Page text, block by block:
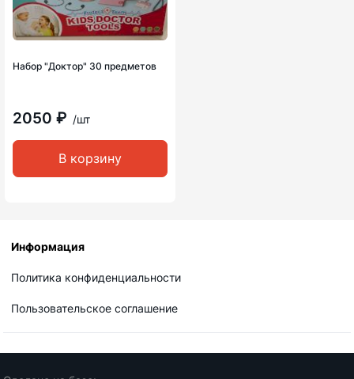
Набор "Доктор" 30 предметов
2050 ₽ /шт
В корзину
Информация
Политика конфиденциальности
Пользовательское соглашение